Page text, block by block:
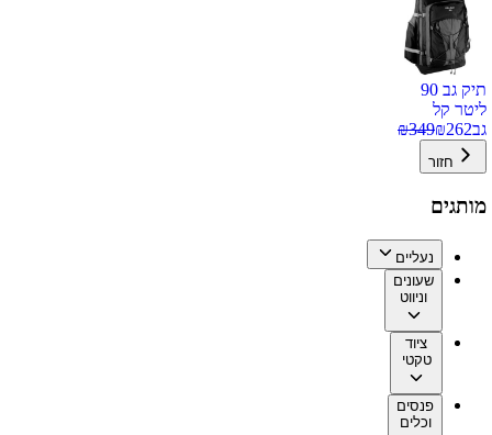
תיק גב 90
ליטר קל
גב
₪262
₪349
חזור
מותגים
נעליים
שעונים
וניווט
ציוד
טקטי
פנסים
וכלים